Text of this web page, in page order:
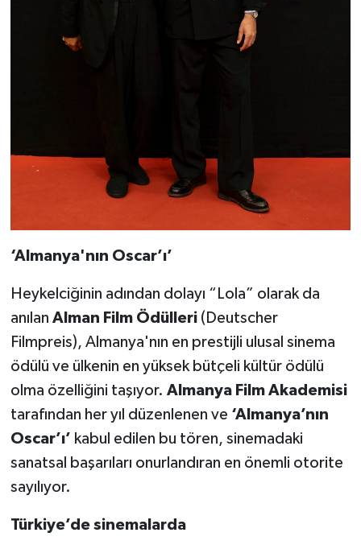
‘Almanya'nın Oscar’ı’
Heykelciğinin adından dolayı “Lola” olarak da
anılan Alman Film Öd ülleri(Deutscher
Filmpreis), Almanya'nın en prestijli ulusal sinema
ödülü ve ülkenin en yüksek bütçeli kültür ödülü
olma özelliğini taşıyor. Almanya Film Akademisi
tarafından her yıl düzenlenen ve ‘Almanya’nın
Oscar’ı’ kabul edilen bu tören, sinemadaki
sanatsal başarıları onurlandıran en önemli otorite
sayılıyor.
Türkiye’de sinemalarda